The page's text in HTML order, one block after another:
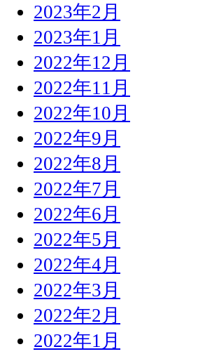
2023年2月
2023年1月
2022年12月
2022年11月
2022年10月
2022年9月
2022年8月
2022年7月
2022年6月
2022年5月
2022年4月
2022年3月
2022年2月
2022年1月